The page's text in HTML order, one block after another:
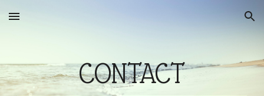
Skip to main content Skip to navigation
CONTACT